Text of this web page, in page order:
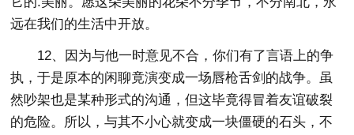
远在我们的生活中开放。
12、因为与他一时意见不合，你们有了言语上的争
执，于是原本的闲聊竟演变成一场唇枪舌剑的战争。虽
然吵架也是某种形式的沟通，但这毕竟得冒着友谊破裂
的危险。所以，与其不小心就变成一块僵硬的石头，不